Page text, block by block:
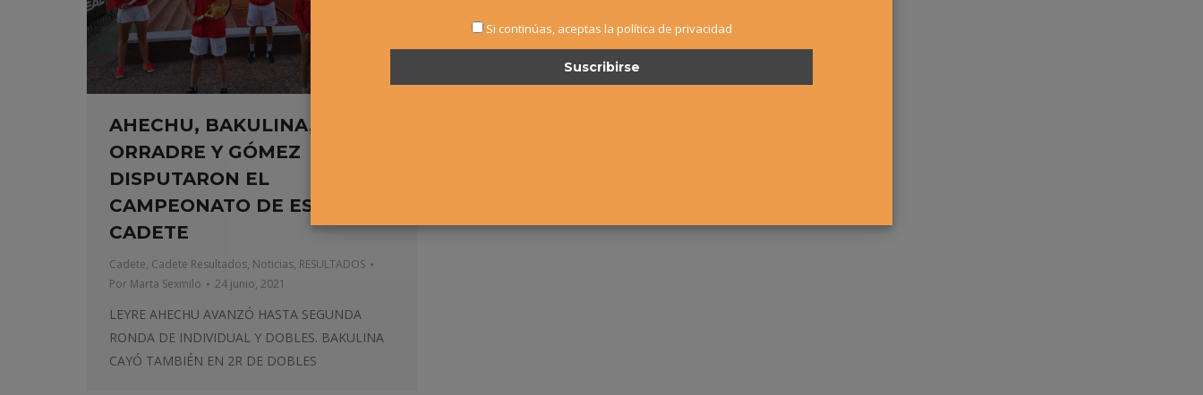
AHECHU, BAKULINA,
ORRADRE Y GÓMEZ
DISPUTARON EL
CAMPEONATO DE ESPAÑA
CADETE
Cadete, Cadete Resultados, Noticias, RESULTADOS
Por Marta Sexmilo 24 junio, 2021
LEYRE AHECHU AVANZÓ HASTA SEGUNDA
RONDA DE INDIVIDUAL Y DOBLES. BAKULINA
CAYÓ TAMBIÉN EN 2R DE DOBLES
Si continúas, aceptas la política de privacidad